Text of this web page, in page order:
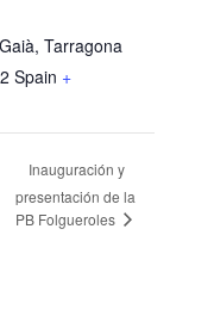
Tarragona
Spain +
Inauguración y
presentación de la
PB Folgueroles